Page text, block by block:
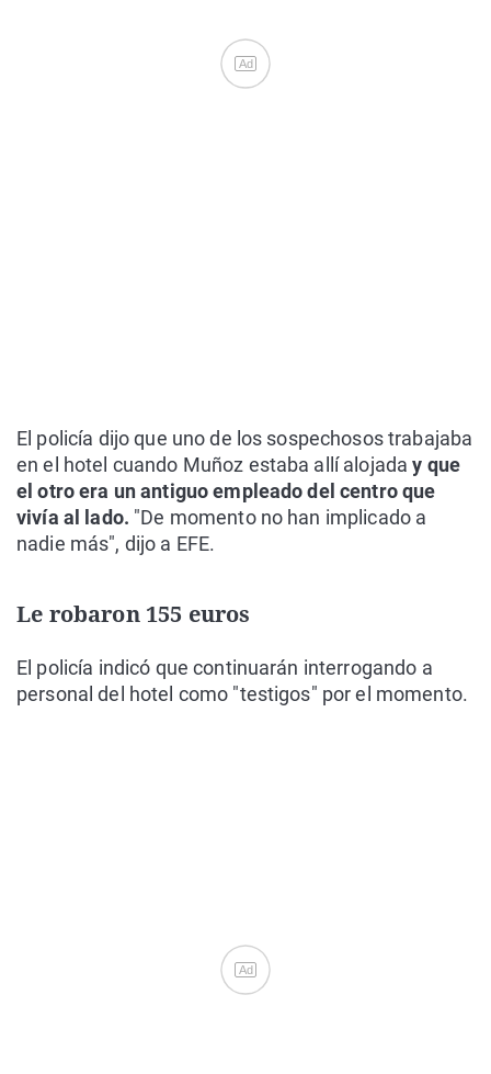
Ad
El policía dijo que uno de los sospechosos trabajaba
en el hotel cuando Muñoz estaba allí alojaday que
el otro era un antiguo empleado del centro que
vivía al lado. "De momento no han implicado a
nadie más", dijo a EFE.
Le robaron 155 euros
El policía indicó que continuarán interrogando a
personal del hotel como "testigos" por el momento.
Ad